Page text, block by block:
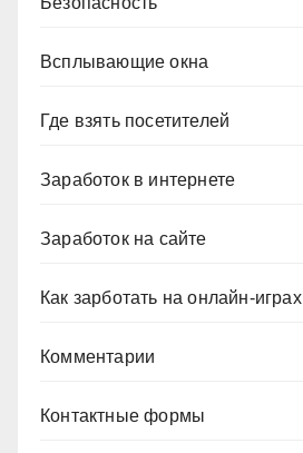
Всплывающие окна
Где взять посетителей
Заработок в интернете
Заработок на сайте
Как зарботать на онлайн-играх
Комментарии
Контактные формы